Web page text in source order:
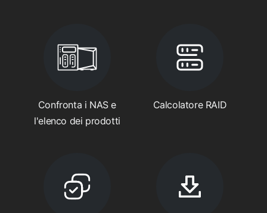
Confronta i NAS e
l'elenco dei prodotti
Calcolatore RAID